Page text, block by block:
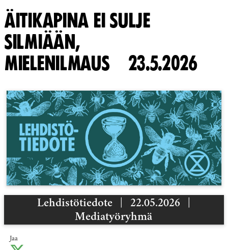
ÄITIKAPINA EI SULJE
SILMIÄÄN,
MIELENILMAUS 23.5.2026
Lehdistötiedote 22.05.2026
Mediatyöryhmä
Jaa